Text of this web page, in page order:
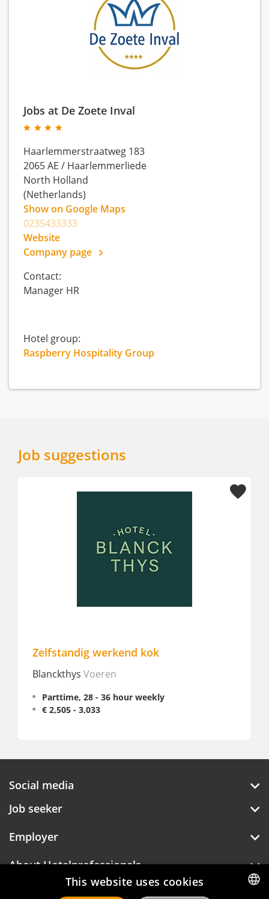
Jobs at De Zoete Inval
Haarlemmerstraatweg 183
2065 AE / Haarlemmerliede
North Holland
(Netherlands)
Show on Google Maps
0235433333
Website
Company page
Contact:
Manager HR
Hotel group:
Raspberry Hospitality Group
Job suggestions
Zelfstandig werkend kok
Blanckthys Voeren
Parttime, 28 - 36 hour weekly
€ 2,505 - 3,033
Social media
Job seeker
Employer
About Hotelprofessionals
This website uses cookies